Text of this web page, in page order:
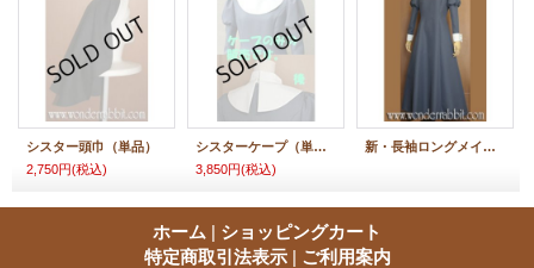
シスター頭巾（単品）
2,750円(税込)
シスターケープ（単品）
3,850円(税込)
新・長袖ロングメイドワンピース
ホーム | ショッピングカート
特定商取引法表示 | ご利用案内